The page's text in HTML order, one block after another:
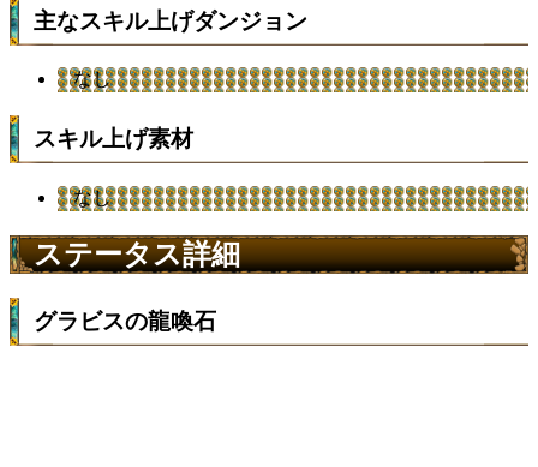
主なスキル上げダンジョン
なし
スキル上げ素材
なし
ステータス詳細
グラビスの龍喚石